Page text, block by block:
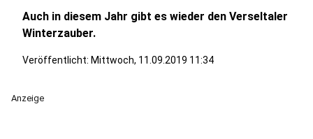
Auch in diesem Jahr gibt es wieder den Verseltaler
Winterzauber.
Veröffentlicht: Mittwoch, 11.09.2019 11:34
Anzeige